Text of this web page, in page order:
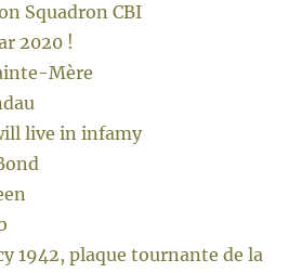
Squadron CBI
2020 !
Mère
live in infamy
1942, plaque tournante de la